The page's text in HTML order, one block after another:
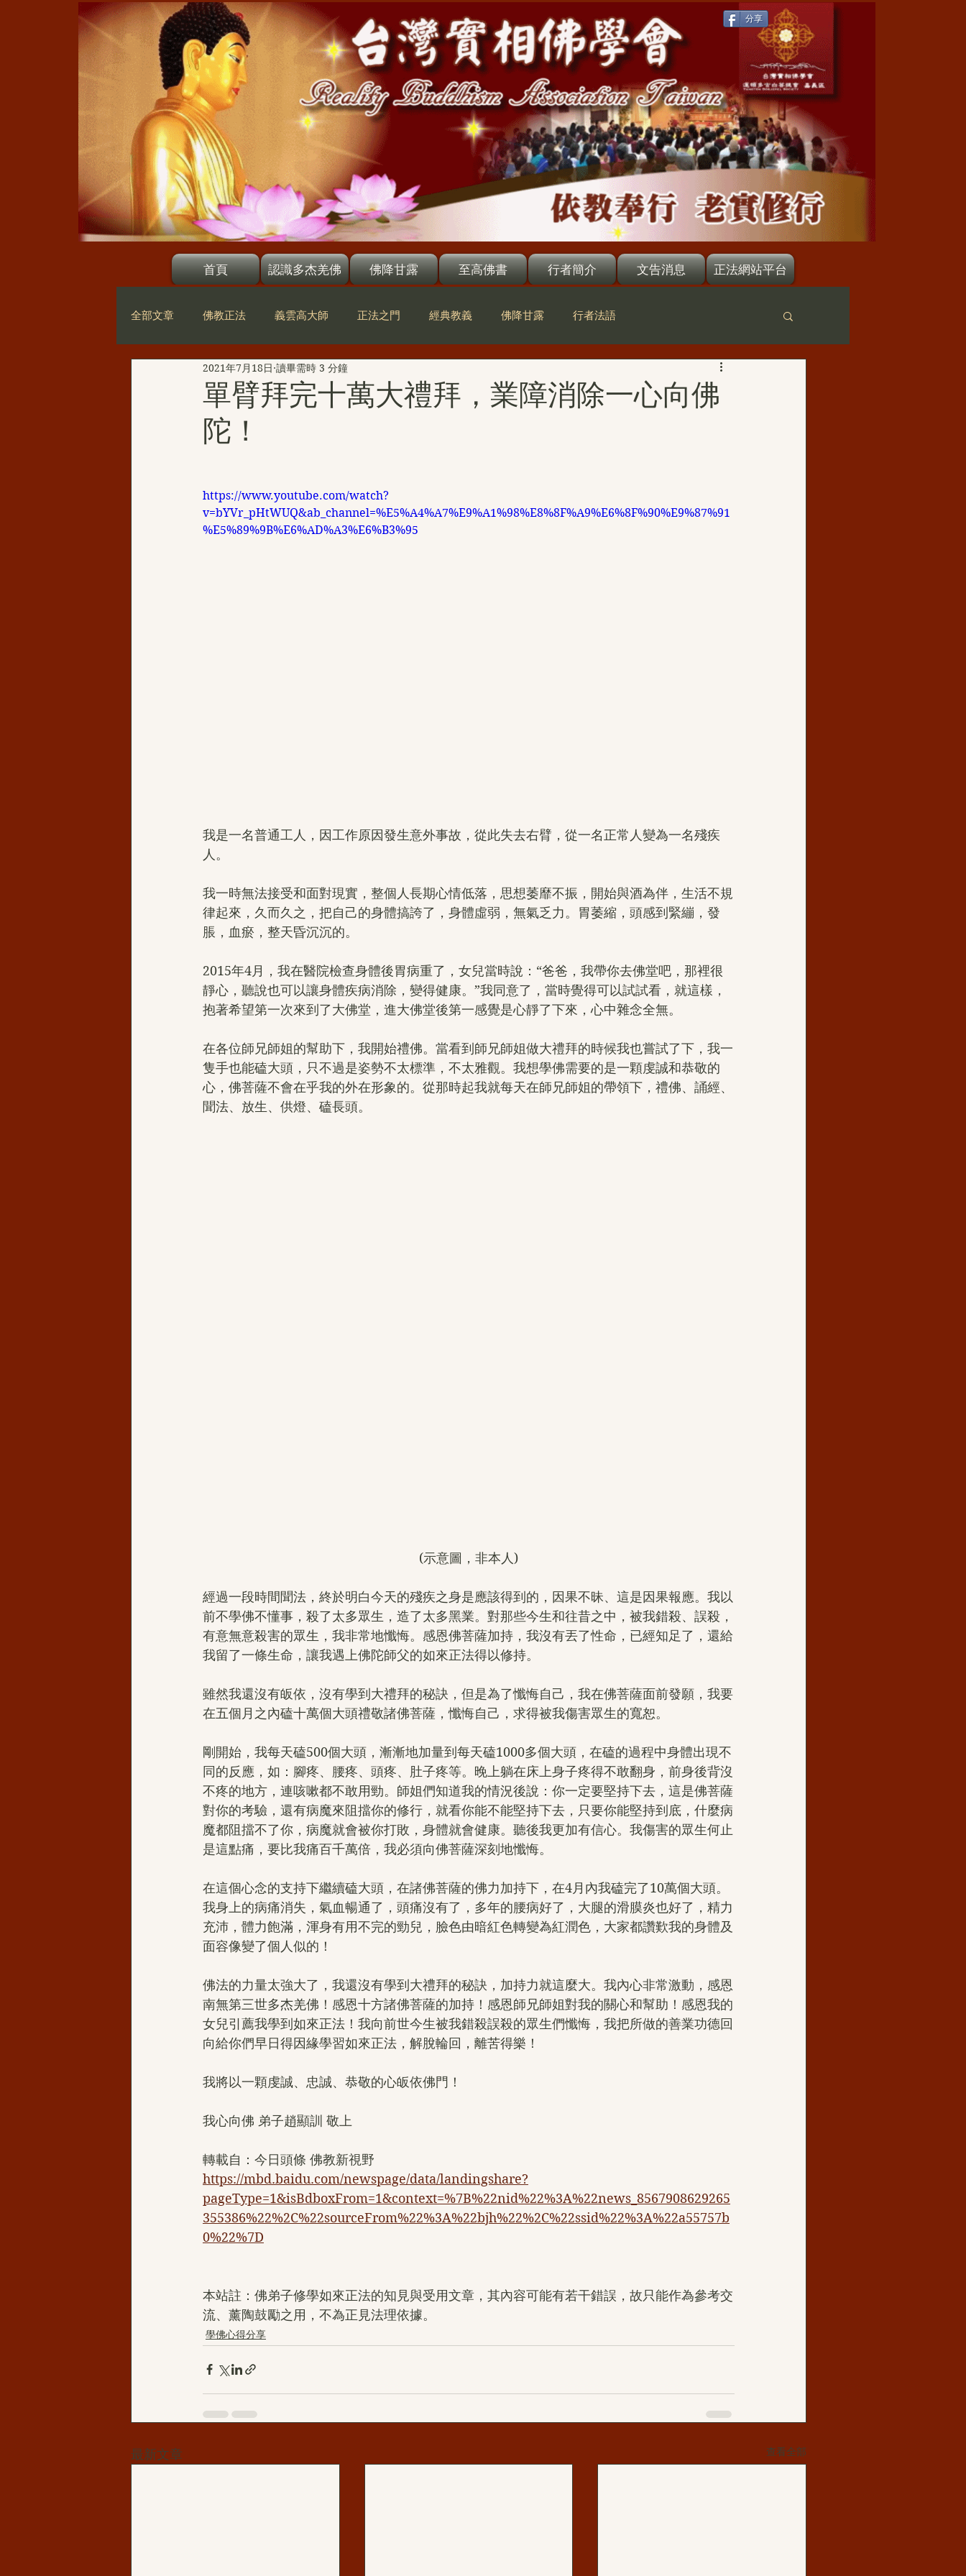
分享
首頁 認識多杰羌佛 佛降甘露 至高佛書 行者簡介 文告消息 正法網站平台
全部文章 佛教正法 義雲高大師 正法之門 經典教義 佛降甘露 行者法語
第三世多杰羌佛辦公室公告 世界佛教總部公告 第三世多杰羌佛正法受用
YouTube
單臂拜完十萬大禮拜，業障消除一心向佛
陀！
2021年7月18日 讀畢需時 3 分鐘
https://www.youtube.com/watch?
v=bYVr_pHtWUQ&ab_channel=%E5%A4%A7%E9%A1%98%E8%8F%A9%E6%8F%90%E9%87%91
%E5%89%9B%E6%AD%A3%E6%B3%95
我是一名普通工人，因工作原因發生意外事故，從此失去右臂，從一名正常人變為一名殘疾
人。
我一時無法接受和面對現實，整個人長期心情低落，思想萎靡不振，開始與酒為伴，生活不規
律起來，久而久之，把自己的身體搞誇了，身體虛弱，無氣乏力。胃萎縮，頭感到緊繃，發
脹，血瘀，整天昏沉沉的。
2015年4月，我在醫院檢查身體後胃病重了，女兒當時說：“爸爸，我帶你去佛堂吧，那裡很
靜心，聽說也可以讓身體疾病消除，變得健康。”我同意了，當時覺得可以試試看，就這樣，
抱著希望第一次來到了大佛堂，進大佛堂後第一感覺是心靜了下來，心中雜念全無。
在各位師兄師姐的幫助下，我開始禮佛。當看到師兄師姐做大禮拜的時候我也嘗試了下，我一
隻手也能磕大頭，只不過是姿勢不太標準，不太雅觀。我想學佛需要的是一顆虔誠和恭敬的
心，佛菩薩不會在乎我的外在形象的。從那時起我就每天在師兄師姐的帶領下，禮佛、誦經、
聞法、放生、供燈、磕長頭。
(示意圖，非本人)
經過一段時間聞法，終於明白今天的殘疾之身是應該得到的，因果不昧、這是因果報應。我以
前不學佛不懂事，殺了太多眾生，造了太多黑業。對那些今生和往昔之中，被我錯殺、誤殺，
有意無意殺害的眾生，我非常地懺悔。感恩佛菩薩加持，我沒有丟了性命，已經知足了，還給
我留了一條生命，讓我遇上佛陀師父的如來正法得以修持。
雖然我還沒有皈依，沒有學到大禮拜的秘訣，但是為了懺悔自己，我在佛菩薩面前發願，我要
在五個月之內磕十萬個大頭禮敬諸佛菩薩，懺悔自己，求得被我傷害眾生的寬恕。
剛開始，我每天磕500個大頭，漸漸地加量到每天磕1000多個大頭，在磕的過程中身體出現不
同的反應，如：腳疼、腰疼、頭疼、肚子疼等。晚上躺在床上身子疼得不敢翻身，前身後背沒
不疼的地方，連咳嗽都不敢用勁。師姐們知道我的情況後說：你一定要堅持下去，這是佛菩薩
對你的考驗，還有病魔來阻擋你的修行，就看你能不能堅持下去，只要你能堅持到底，什麼病
魔都阻擋不了你，病魔就會被你打敗，身體就會健康。聽後我更加有信心。我傷害的眾生何止
是這點痛，要比我痛百千萬倍，我必須向佛菩薩深刻地懺悔。
在這個心念的支持下繼續磕大頭，在諸佛菩薩的佛力加持下，在4月內我磕完了10萬個大頭。
我身上的病痛消失，氣血暢通了，頭痛沒有了，多年的腰病好了，大腿的滑膜炎也好了，精力
充沛，體力飽滿，渾身有用不完的勁兒，臉色由暗紅色轉變為紅潤色，大家都讚歎我的身體及
面容像變了個人似的！
佛法的力量太強大了，我還沒有學到大禮拜的秘訣，加持力就這麼大。我內心非常激動，感恩
南無第三世多杰羌佛！感恩十方諸佛菩薩的加持！感恩師兄師姐對我的關心和幫助！感恩我的
女兒引薦我學到如來正法！我向前世今生被我錯殺誤殺的眾生們懺悔，我把所做的善業功德回
向給你們早日得因緣學習如來正法，解脫輪回，離苦得樂！
我將以一顆虔誠、忠誠、恭敬的心皈依佛門！
我心向佛 弟子趙顯訓 敬上
轉載自：今日頭條 佛教新視野
https://mbd.baidu.com/newspage/data/landingshare?
pageType=1&isBdboxFrom=1&context=%7B%22nid%22%3A%22news_8567908629265
355386%22%2C%22sourceFrom%22%3A%22bjh%22%2C%22ssid%22%3A%22a55757b
0%22%7D
本站註：佛弟子修學如來正法的知見與受用文章，其內容可能有若干錯誤，故只能作為參考交
流、薰陶鼓勵之用，不為正見法理依據。
學佛心得分享
最新文章 查看全部